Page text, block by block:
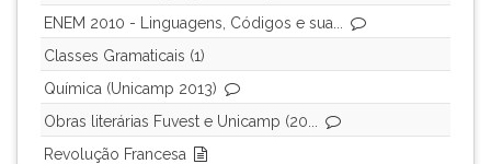
ENEM 2010 - Linguagens, Códigos e sua...
Classes Gramaticais (1)
Química (Unicamp 2013)
Obras literárias Fuvest e Unicamp (20...
Revolução Francesa